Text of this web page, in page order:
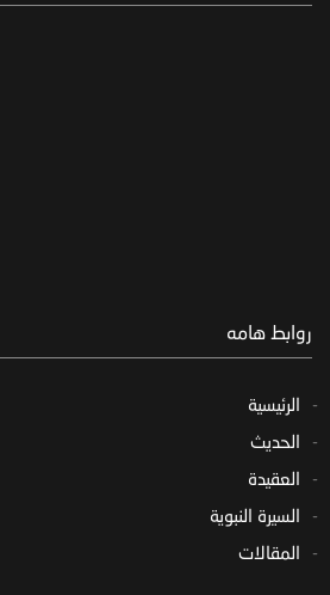
روابط هامه
الرئيسية
الحديث
العقيدة
السيرة النبوية
المقالات